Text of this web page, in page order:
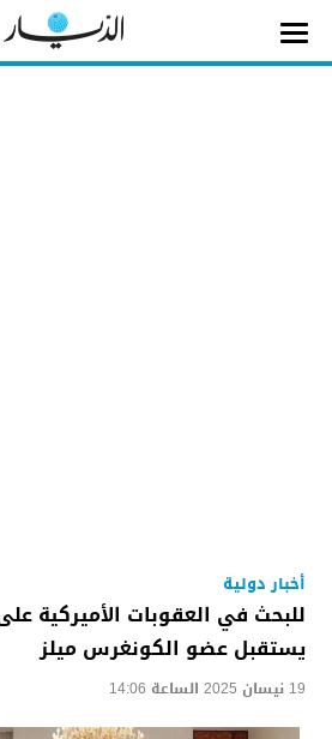
أخبار دولية
للبحث في العقوبات الأميركية
يستقبل عضو الكونغرس ميلز
19 نيسان 2025 الساعة 14:06